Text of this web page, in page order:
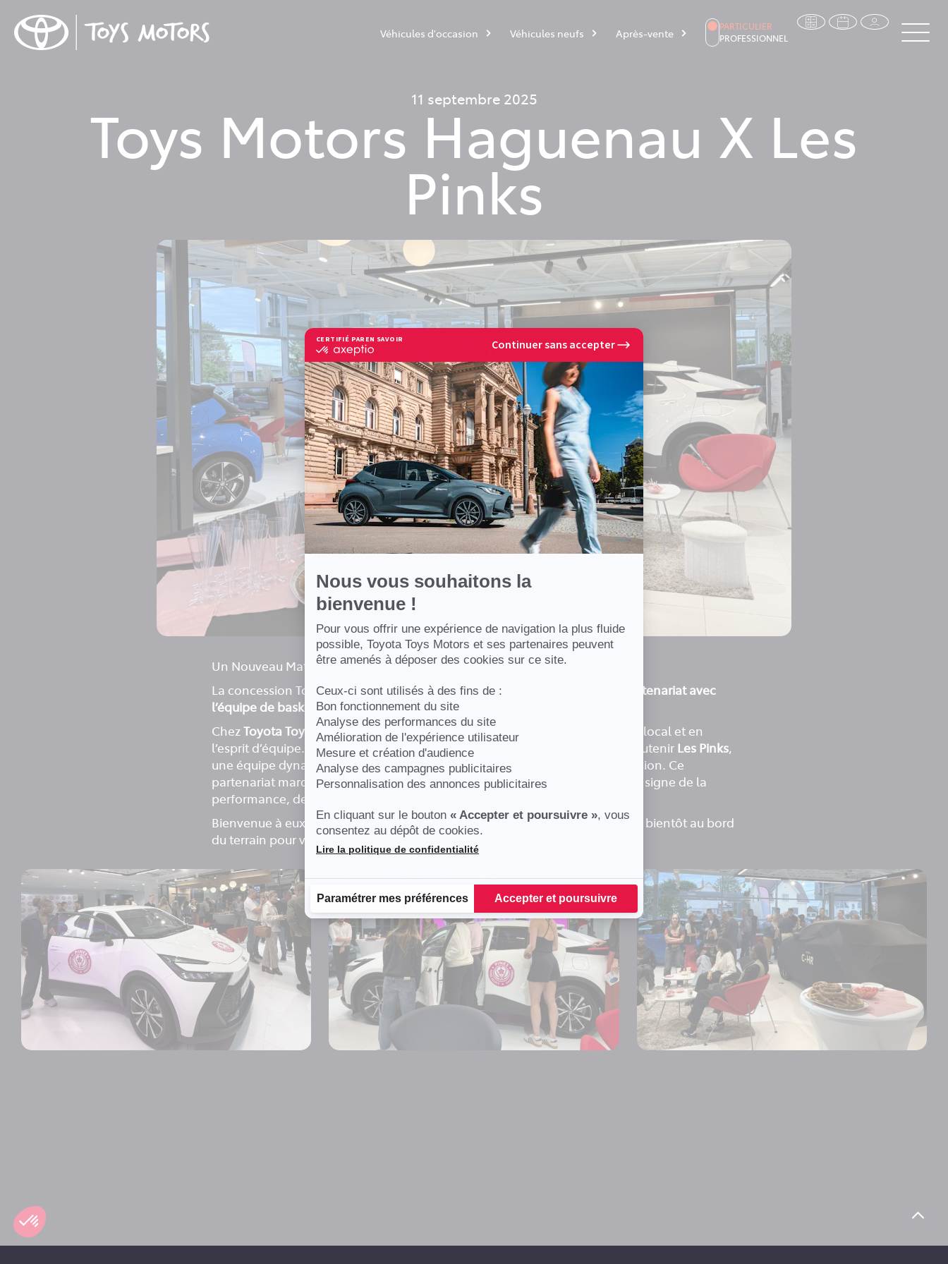
CERTIFIÉ PAR EN SAVOIR PLUS SUR
certifié
Axeptio
-
En
savoir
plus
sur
Axeptio
Continuer sans accepter
Nous vous souhaitons la
bienvenue !
Pour vous offrir une expérience de navigation la plus fluide
possible, Toyota Toys Motors et ses partenaires peuvent
être amenés à déposer des cookies sur ce site.
Ceux-ci sont utilisés à des fins de :
Bon fonctionnement du site
Analyse des performances du site
Amélioration de l'expérience utilisateur
Mesure et création d'audience
Analyse des campagnes publicitaires
Personnalisation des annonces publicitaires
En cliquant sur le bouton « Accepter et poursuivre », vous
consentez au dépôt de cookies.
Plateforme de Gestion du Consentement : Personnalisez vos Options
Lire la politique de confidentialité
Paramétrer mes préférences Accepter et poursuivre
Axeptio consent
Véhicules d'occasion Véhicules neufs Après-vente
PARTICULIER
PROFESSIONNEL
11 septembre 2025
Toys Motors Haguenau X Les
Pinks
Un Nouveau Match Gagnant : Toyota Haguenau X Les Pinks !
La concession Toys Motors Haguenau est fière d’annoncer son
nouveau partenariat avec
l’équipe de basket Les Pinks!
ChezToyota Toys Motors Haguenau, nous croyons en la puissance du sport local et en
l’esprit d’équipe. C’est donc tout naturellement que nous avons choisi de soutenir Les Pinks,
une équipe dynamique, engagée et passionnée, à l’image de notre concession. Ce
partenariat marque le début d’une belle aventure commune, placée sous le signe de la
performance, de la proximité et du fair-play.
Bienvenue à eux dans la famille Toys Motors Haguenau, et rendez-vous très bientôt au bord
du terrain pour vibrer ensemble !